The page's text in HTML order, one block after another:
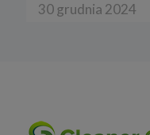
30 grudnia 2024